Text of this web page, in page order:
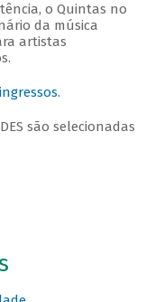
o Quintas no
da música
artistas
.
são selecionadas